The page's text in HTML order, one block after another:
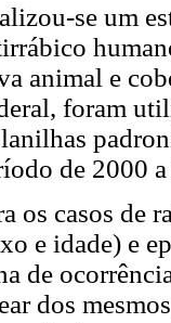
se um
animal e
foram
de 2000
os casos de
e idade) e
de
dos